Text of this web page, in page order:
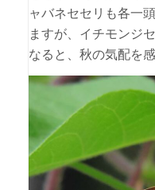
ャバネセセリも各一
ますが、イチモンジ
なると、秋の気配を感